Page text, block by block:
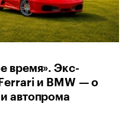
время». Экс-
и BMW — о
автопрома